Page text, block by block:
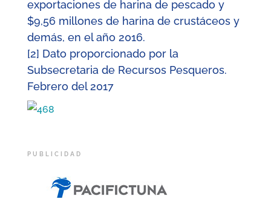
exportaciones de harina de pescado y
$9,56 millones de harina de crustáceos y
demás, en el año 2016.
[2] Dato proporcionado por la
Subsecretaria de Recursos Pesqueros.
Febrero del 2017